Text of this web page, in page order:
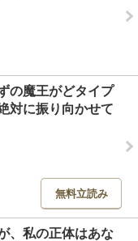
の魔王がどタイプ
対に振り向かせて
無料立読み
、私の正体はあな